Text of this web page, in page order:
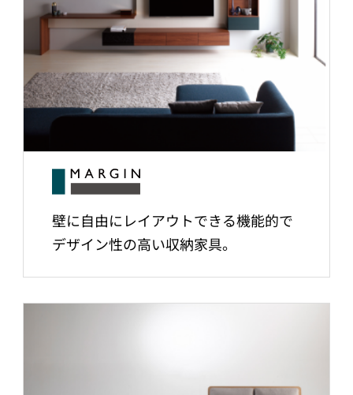
壁に自由にレイアウトできる機能的で
デザイン性の高い収納家具。